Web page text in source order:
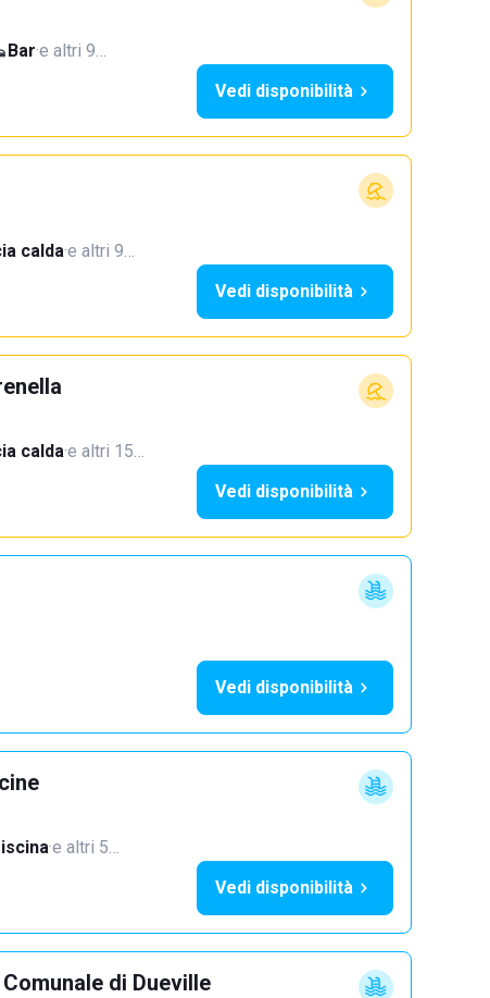
Bar·e altri 9…
Vedi disponibilità
calda·e altri 9…
Vedi disponibilità
calda·e altri 15…
Vedi disponibilità
Vedi disponibilità
·e altri 5…
Vedi disponibilità
di Dueville